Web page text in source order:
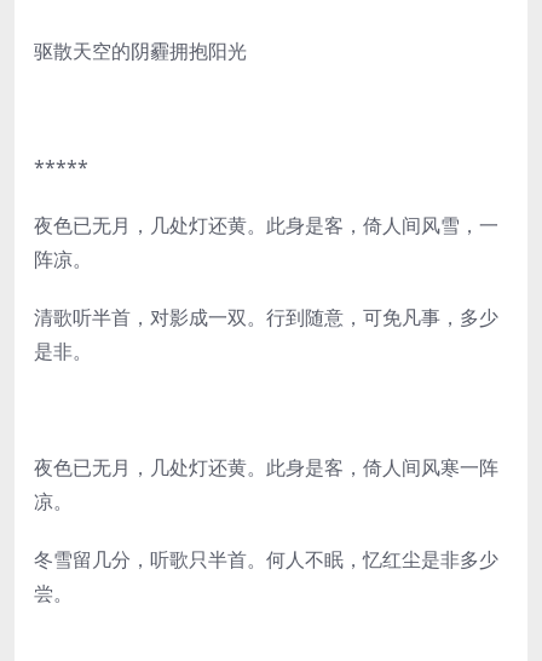
驱散天空的阴霾拥抱阳光
*****
夜色已无月，几处灯还黄。此身是客，倚人间风雪，一
阵凉。
清歌听半首，对影成一双。行到随意，可免凡事，多少
是非。
夜色已无月，几处灯还黄。此身是客，倚人间风寒一阵
凉。
冬雪留几分，听歌只半首。何人不眠，忆红尘是非多少
尝。